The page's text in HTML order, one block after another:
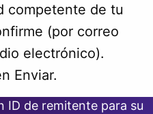
competente de tu
(por correo
electrónico).
Enviar.
ID de remitente para su